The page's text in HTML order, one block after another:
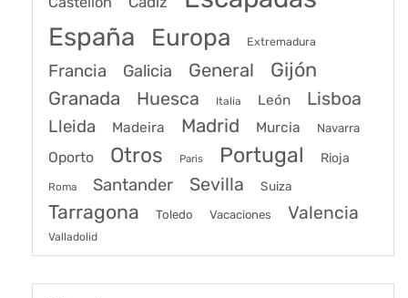
España Europa Extremadura
Francia Galicia General Gijón
Granada Huesca Italia León Lisboa
Lleida Madeira Madrid Murcia Navarra
Oporto Otros Paris Portugal Rioja
Roma Santander Sevilla Suiza
Tarragona Toledo Vacaciones Valencia
Valladolid